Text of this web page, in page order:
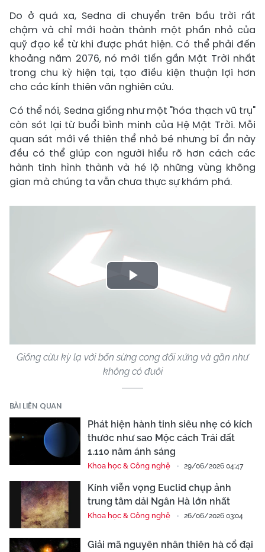
Do ở quá xa, Sedna di chuyển trên bầu trời rất
chậm và chỉ mới hoàn thành một phần nhỏ của
quỹ đạo kể từ khi được phát hiện. Có thể phải đến
khoảng năm 2076, nó mới tiến gần Mặt Trời nhất
trong chu kỳ hiện tại, tạo điều kiện thuận lợi hơn
cho các kính thiên văn nghiên cứu.
Có thể nói, Sedna giống như một "hóa thạch vũ trụ"
còn sót lại từ buổi bình minh của Hệ Mặt Trời. Mỗi
quan sát mới về thiên thể nhỏ bé nhưng bí ẩn này
đều có thể giúp con người hiểu rõ hơn cách các
hành tinh hình thành và hé lộ những vùng không
gian mà chúng ta vẫn chưa thực sự khám phá.
Play
Giống cừu kỳ lạ với bốn sừng cong đối xứng và gần như
không có đuôi
BÀI LIÊN QUAN
Phát hiện hành tinh siêu nhẹ có kích
thước như sao Mộc cách Trái đất
1.110 năm ánh sáng
Khoa học & Công nghệ 29/06/2026 04:47
Kính viễn vọng Euclid chụp ảnh
trung tâm dải Ngân Hà lớn nhất
Khoa học & Công nghệ 26/06/2026 03:04
Giải mã nguyên nhân thiên hà cổ đại